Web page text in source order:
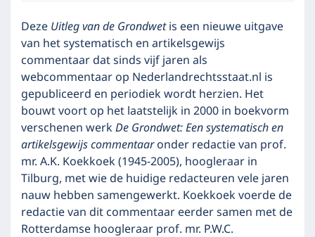
DezeUitleg van de Grondwetis een nieuwe uitgave
van het systematisch en artikelsgewijs
commentaar dat sinds vijf jaren als
webcommentaar op Nederlandrechtsstaat.nl is
gepubliceerd en periodiek wordt herzien. Het
bouwt voort op het laatstelijk in 2000 in boekvorm
verschenen werkDe Grondwet: Een systematisch en
artikelsgewijs commentaaronder redactie van prof.
mr. A.K. Koekkoek (1945-2005), hoogleraar in
Tilburg, met wie de huidige redacteuren vele jaren
nauw hebben samengewerkt. Koekkoek voerde de
redactie van dit commentaar eerder samen met de
Rotterdamse hoogleraar prof. mr. P.W.C.